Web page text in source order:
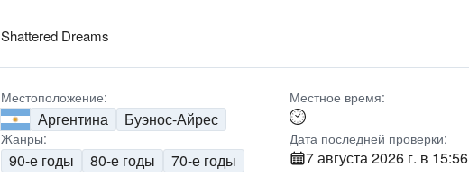
Shattered Dreams
Местоположение:
Аргентина Буэнос-Айрес
Местное время:
Жанры:
90-е годы 80-е годы 70-е годы
Дата последней проверки:
7 августа 2026 г. в 15:56